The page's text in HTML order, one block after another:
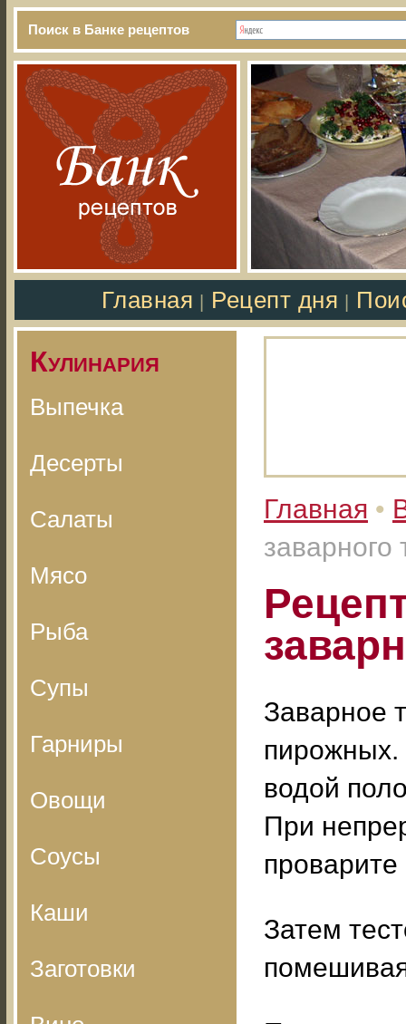
Поиск в Банке рецептов
Главная Рецепт дня
Кулинария
Выпечка
Десерты
Салаты
Мясо
Рыба
Супы
Гарниры
Овощи
Соусы
Каши
Заготовки
Главная •
заварного
Заварное
пирожных.
водой
При
Затем